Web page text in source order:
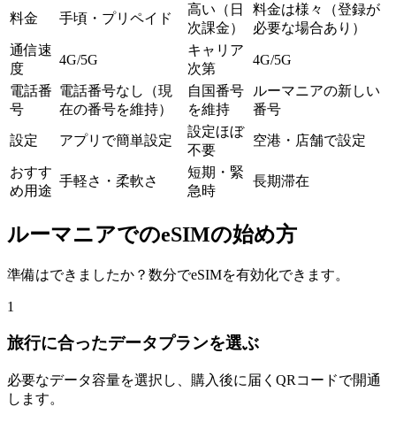
料金 手頃・プリペイド
高い（日
次課金）
料金は様々（登録が
必要な場合あり）
通信速
度
4G/5G
キャリア
次第
4G/5G
電話番
号
電話番号なし（現
在の番号を維持）
自国番号
を維持
ルーマニアの新しい
番号
設定 アプリで簡単設定
設定ほぼ
不要
空港・店舗で設定
おすす
め用途
手軽さ・柔軟さ
短期・緊
急時
長期滞在
ルーマニアでのeSIMの始め方
準備はできましたか？数分でeSIMを有効化できます。
1
旅行に合ったデータプランを選ぶ
必要なデータ容量を選択し、購入後に届くQRコードで開通
します。